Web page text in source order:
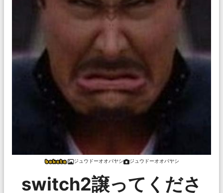
ジュウドーオオバヤシ ジュウドーオオバヤシ
switch2譲ってくださ